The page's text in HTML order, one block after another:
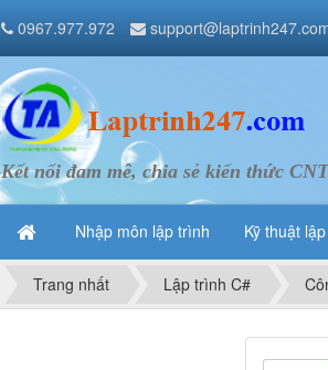
Kết nối đam mê, chia sẻ kiến thức
Nhập môn lập trình Kỹ thuật
0967.977.972
Trang nhất Lập trình C#